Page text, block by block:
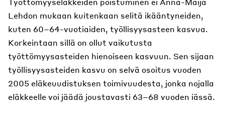
Lehdon mukaan kuitenkaan selitä ikääntyneiden,
kuten 60–64-vuotiaiden, työllisyysasteen kasvua.
Korkeintaan sillä on ollut vaikutusta
työttömyysasteiden hienoiseen kasvuun. Sen sijaan
työllisyysasteiden kasvu on selvä osoitus vuoden
2005 eläkeuudistuksen toimivuudesta, jonka nojalla
eläkkeelle voi jäädä joustavasti 63–68 vuoden iässä.